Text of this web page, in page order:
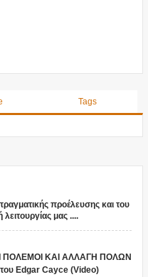
Tags
προέλευσης και του
μας ....
ΠΟΛΕΜΟΙ ΚΑΙ ΑΛΛΑΓΗ ΠΟΛΩΝ
του Edgar Cayce (Video)